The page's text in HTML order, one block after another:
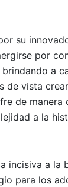
su
por
a
vista
de
a la
incisiva a
para los